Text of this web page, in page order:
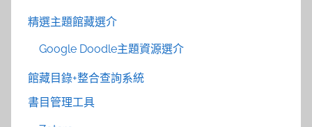
精選主題館藏選介
Google Doodle主題資源選介
館藏目錄+整合查詢系統
書目管理工具